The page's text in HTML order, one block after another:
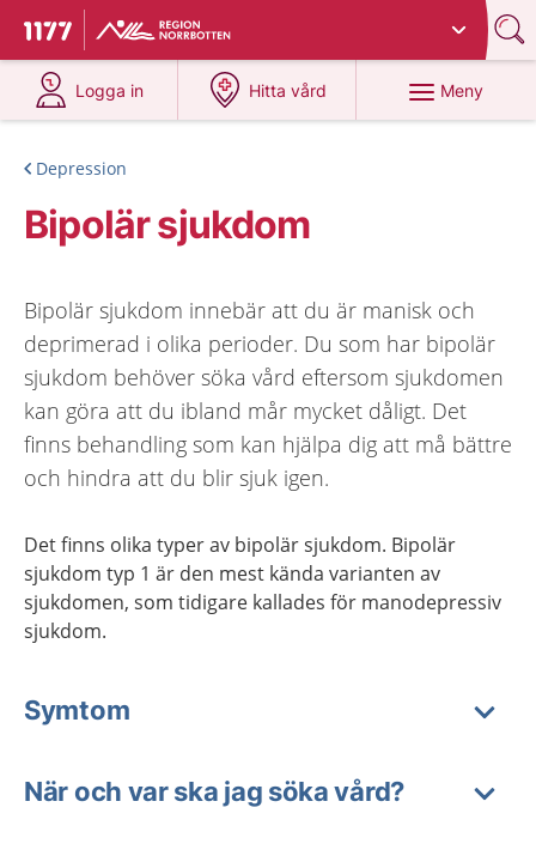
Till startsidan för 1177
Du har valt region
Logga in
på 1177.se
Hitta vård
på 1177.se
Meny
Depression
Bipolär sjukdom
Bipolär sjukdom innebär att du är manisk och
deprimerad i olika perioder. Du som har bipolär
sjukdom behöver söka vård eftersom sjukdomen
kan göra att du ibland mår mycket dåligt. Det
finns behandling som kan hjälpa dig att må bättre
och hindra att du blir sjuk igen.
Det finns olika typer av bipolär sjukdom. Bipolär
sjukdom typ 1 är den mest kända varianten av
sjukdomen, som tidigare kallades för manodepressiv
sjukdom.
Symtom
När och var ska jag söka vård?